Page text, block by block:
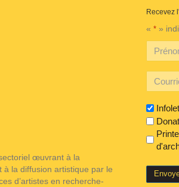
de Sutton
d'art de Sutton
École d'art de Sutton
œuvrant à la
la diffusion artistique par le
d’artistes en recherche-
Recevez
« * »